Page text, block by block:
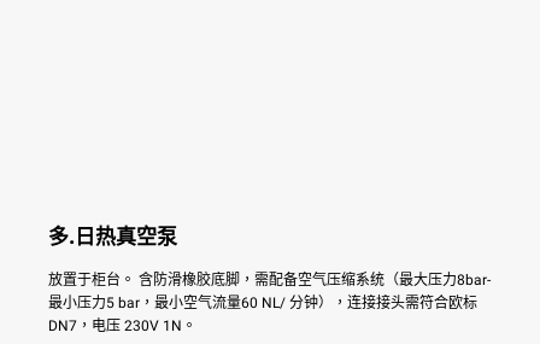
多.日热真空泵
放置于柜台。 含防滑橡胶底脚，需配备空气压缩系统（最大压力8bar-
最小压力5 bar，最小空气流量60 NL/ 分钟），连接接头需符合欧标
DN7，电压 230V 1N。